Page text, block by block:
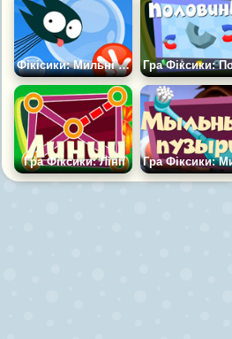
Фікісики: Мильні Бульбашки Преміум
Гра Фіксики: Лінії